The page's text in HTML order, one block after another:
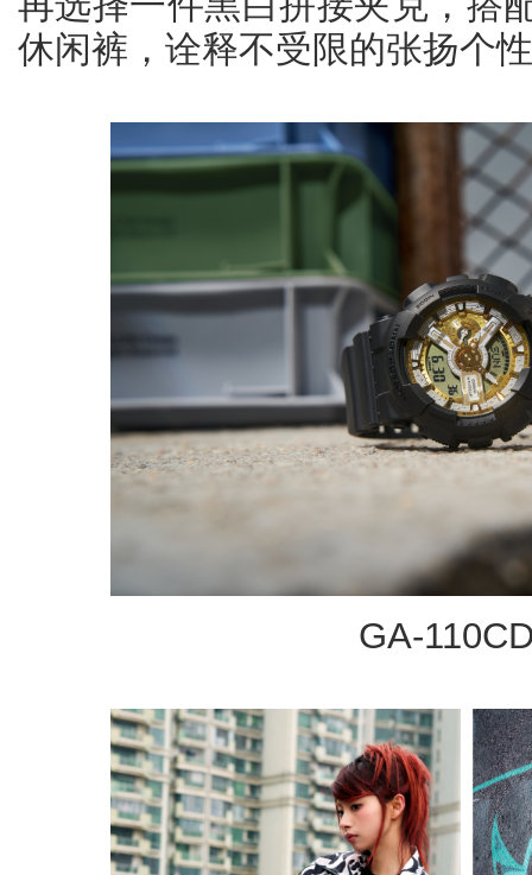
休闲裤，诠释不受限的张扬个
GA-